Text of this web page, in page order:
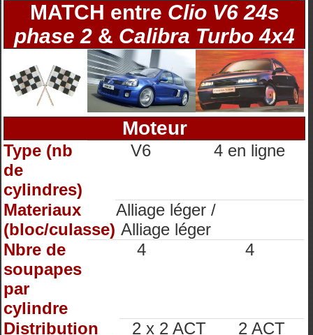
MATCH entre Clio V6 24s
phase 2 & Calibra Turbo 4x4
Moteur
Type (nb
de
cylindres)
V6 4 en ligne
Materiaux
(bloc/culasse)
Alliage léger /
Alliage léger
Nbre de
soupapes
par
cylindre
4 4
Distribution
2 x 2 ACT
2 ACT